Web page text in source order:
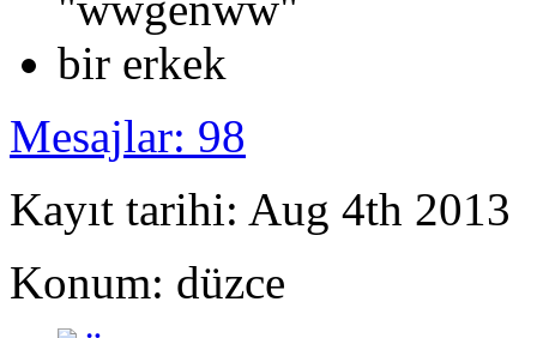
Mesajlar: 98
Kayıt tarihi: Aug 4th 2013
Konum: düzce